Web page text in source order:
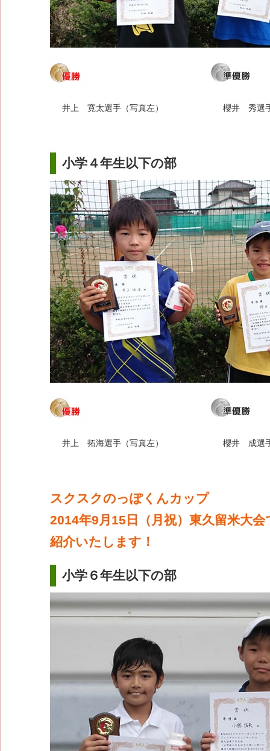
井上 寛太選手（写真左） 櫻井 秀選
小学４年生以下の部
井上 拓海選手（写真左） 櫻井 成選
スクスクのっぽくんカップ
2014年9月15日（月祝）東久留米大
紹介いたします！
小学６年生以下の部